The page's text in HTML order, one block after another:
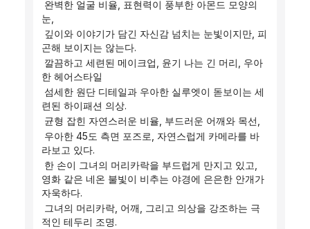
눈,
곤해 보이지는 않는다.
한 헤어스타일
련된 하이패션 의상.
균형 잡힌 자연스러운 비율, 부드러운 어깨와 목선,
라보고 있다.
영화 같은 네온 불빛이 비추는 야경에 은은한 안개가
자욱하다.
적인 테두리 조명.